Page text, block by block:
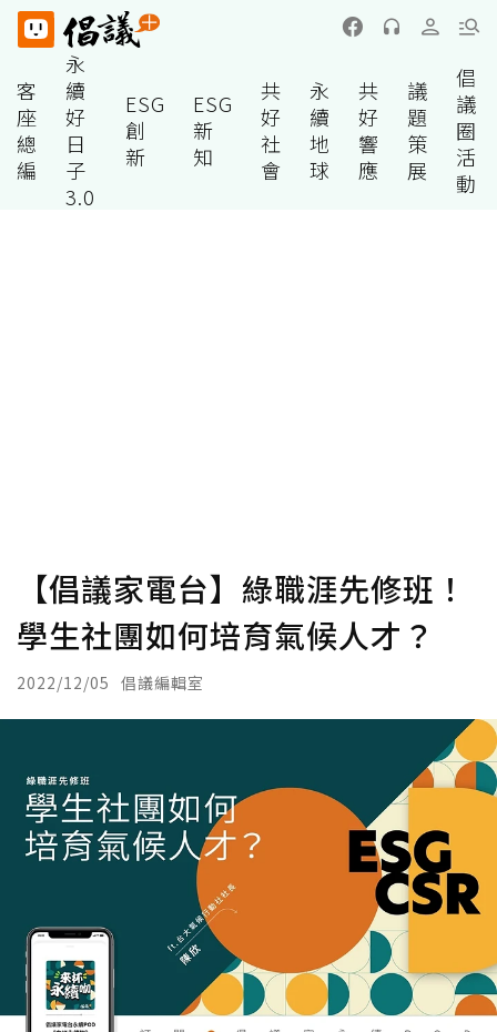
客
座
總
編
永
續
好
日
子
3.0
ESG
創
新
ESG
新
知
共
好
社
會
永
續
地
球
共
好
響
應
議
題
策
展
倡
議
圈
活
動
【倡議家電台】綠職涯先修班！
學生社團如何培育氣候人才？
2022/12/05 倡議編輯室